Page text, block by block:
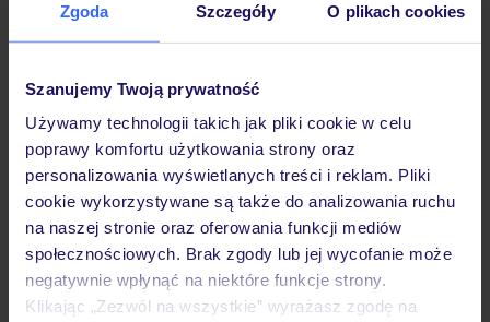
Zgoda Szczegóły O plikach cookies
Szanujemy Twoją prywatność
Używamy technologii takich jak pliki cookie w celu
poprawy komfortu użytkowania strony oraz
personalizowania wyświetlanych treści i reklam. Pliki
cookie wykorzystywane są także do analizowania ruchu
na naszej stronie oraz oferowania funkcji mediów
społecznościowych. Brak zgody lub jej wycofanie może
negatywnie wpłynąć na niektóre funkcje strony.
Klikając „Zezwól na wszystkie” wyrażasz zgodę na
Hotel
Opinie
Pokoje